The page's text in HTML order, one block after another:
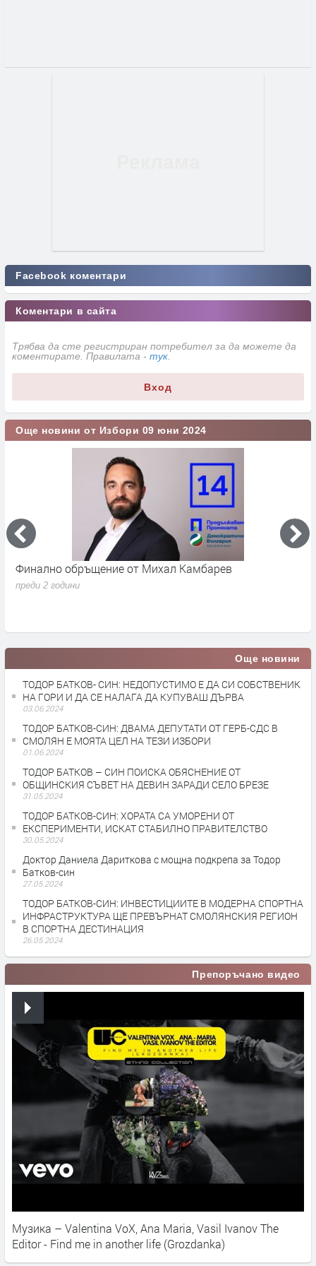
Facebook коментари
Коментари в сайта
Трябва да сте регистриран потребител за да можете да
коментирате. Правилата - тук
Вход
Още новини от Избори 09 юни 2024
Финално обръщение от Михал Камбарев
преди 2 години
Още новини
ТОДОР БАТКОВ- СИН: НЕДОПУСТИМО Е ДА СИ СОБСТВЕНИК
НА ГОРИ И ДА СЕ НАЛАГА ДА КУПУВАШ ДЪРВА
03.06.2024
ТОДОР БАТКОВ-СИН: ДВАМА ДЕПУТАТИ ОТ ГЕРБ-СДС В
СМОЛЯН Е МОЯТА ЦЕЛ НА ТЕЗИ ИЗБОРИ
01.06.2024
ТОДОР БАТКОВ – СИН ПОИСКА ОБЯСНЕНИЕ ОТ
ОБЩИНСКИЯ СЪВЕТ НА ДЕВИН ЗАРАДИ СЕЛО БРЕЗЕ
31.05.2024
ТОДОР БАТКОВ-СИН: ХОРАТА СА УМОРЕНИ ОТ
ЕКСПЕРИМЕНТИ, ИСКАТ СТАБИЛНО ПРАВИТЕЛСТВО
30.05.2024
Доктор Даниела Дариткова с мощна подкрепа за Тодор
Батков-син
27.05.2024
ТОДОР БАТКОВ-СИН: ИНВЕСТИЦИИТЕ В МОДЕРНА СПОРТНА
ИНФРАСТРУКТУРА ЩЕ ПРЕВЪРНАТ СМОЛЯНСКИЯ РЕГИОН
В СПОРТНА ДЕСТИНАЦИЯ
26.05.2024
Препоръчано видео
Музика – Valentina VoX, Ana Maria, Vasil Ivanov The
Editor - Find me in another life (Grozdanka)